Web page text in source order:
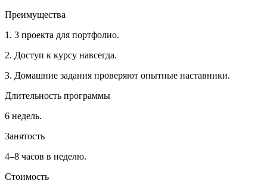
Преимущества
1. 3 проекта для портфолио.
2. Доступ к курсу навсегда.
3. Домашние задания проверяют опытные наставники.
Длительность программы
6 недель.
Занятость
4–8 часов в неделю.
Стоимость